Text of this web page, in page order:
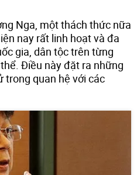
Nga, một thách thức nữa
nay rất linh hoạt và đa
gia, dân tộc trên từng
Điều này đặt ra những
trong quan hệ với các